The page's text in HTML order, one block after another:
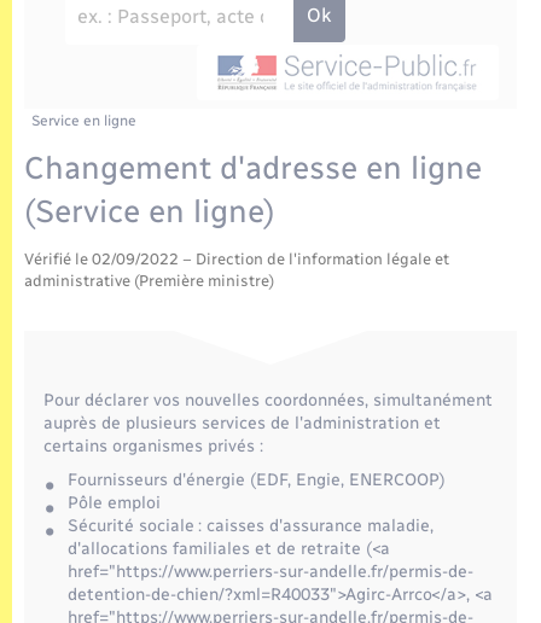
Etat-civil - Papiers - Citoyenneté
Parrainage civil
Recensement
Loisirs
Nouvel habitant
Organisation d’événement
Sécurité - Prévention
Seniors
Transports
Transports scolaires
Travaux - Autorisation d’occupation de l’espace
Plan interactif
Présentation de la commune
Publications
Service en ligne
Changement d'adresse en ligne
(Service en ligne)
Vérifié le 02/09/2022 – Direction de l'information légale et
administrative (Première ministre)
Pour déclarer vos nouvelles coordonnées, simultanément
auprès de plusieurs services de l'administration et
certains organismes privés :
Fournisseurs d'énergie (EDF, Engie, ENERCOOP)
Pôle emploi
Sécurité sociale : caisses d'assurance maladie,
d'allocations familiales et de retraite (<a
href="https://www.perriers-sur-andelle.fr/permis-de-
detention-de-chien/?xml=R40033">Agirc-Arrco</a>, <a
href="https://www.perriers-sur-andelle.fr/permis-de-